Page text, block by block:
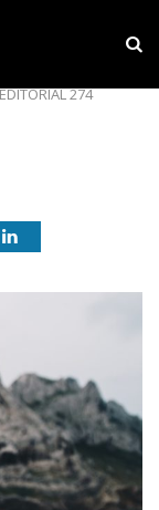
274